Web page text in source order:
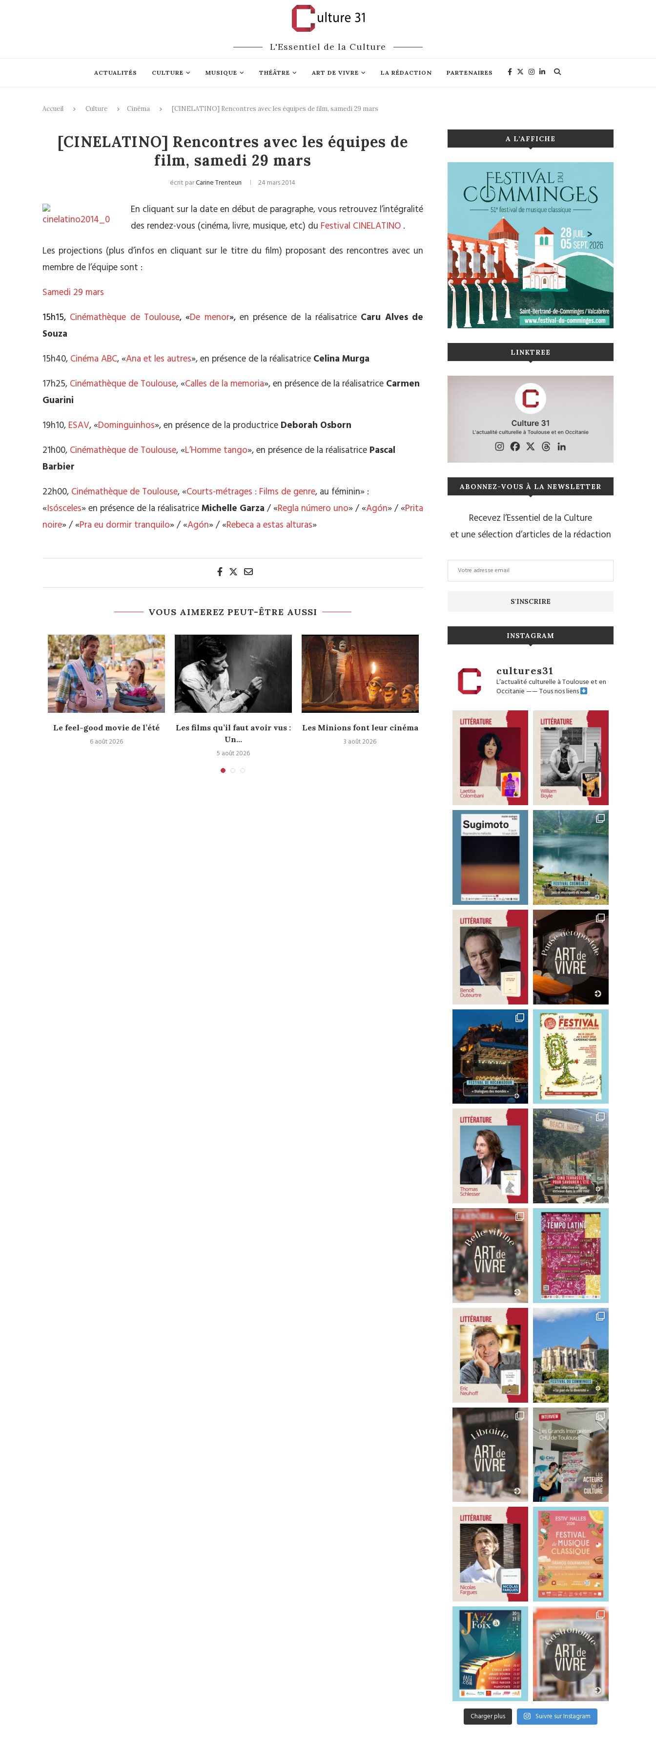
L'Essentiel de la Culture
ACTUALITÉS CULTURE MUSIQUE THÉÂTRE ART DE VIVRE LA RÉDACTION PARTENAIRES
Accueil Culture Cinéma [CINELATINO] Rencontres avec les équipes de film, samedi 29 mars
[CINELATINO] Rencontres avec les équipes de
film, samedi 29 mars
écrit parCarine Trenteun 24 mars 2014
En cliquant sur la date en début de paragraphe, vous retrouvez l’intégralité
des rendez-vous (cinéma, livre, musique, etc) du Festival CINELATINO .
Les projections (plus d’infos en cliquant sur le titre du film) proposant des rencontres avec un
membre de l’équipe sont :
Samedi 29 mars
15h15, Cinémathèque de Toulouse, «De menor»,en présence de la réalisatrice Caru Alves de
Souza
15h40, Cinéma ABC, «Ana et les autres», en présence de la réalisatrice Celina Murga
17h25, Cinémathèque de Toulouse, «Calles de la memoria», en présence de la réalisatrice Carmen
Guarini
19h10, ESAV, «Dominguinhos», en présence de la productrice Deborah Osborn
21h00, Cinémathèque de Toulouse, «L’Homme tango», en présence de la réalisatrice Pascal
Barbier
22h00, Cinémathèque de Toulouse, «Courts-métrages : Films de genre, au féminin» :
«Isósceles» en présence de la réalisatriceMichelle Garza / «Regla número uno»/ «Agón» / «Prita
noire» / «Pra eu dormir tranquilo»/ «Agón» / «Rebeca a estas alturas»
VOUS AIMEREZ PEUT-ÊTRE AUSSI
Le feel-good movie de l’été
6 août 2026
Les films qu’il faut avoir vus :
Un...
5 août 2026
Les Minions font leur cinéma
3 août 2026
Good Bye Wolfgang !
1 août 2026
Les films qu’il faut avoir
29 juillet 2026
A L’AFFICHE
LINKTREE
ABONNEZ-VOUS À LA NEWSLETTER
Recevez l’Essentiel de la Culture
et une sélection d’articles de la rédaction
INSTAGRAM
cultures31
L’actualité culturelle à Toulouse et en
Occitanie——Tous nos liens
Charger plus Suivre sur Instagram